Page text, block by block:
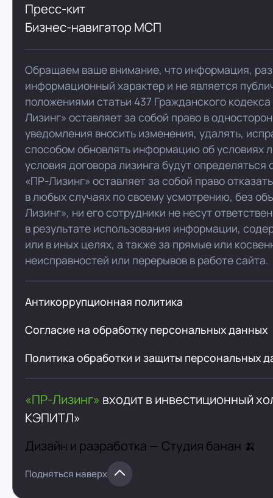
Пресс-кит
Бизнес-навигатор МСП
Обращаем ваше внимание, что информация,
информационный характер и не является
положениями статьи 437 Гражданского
Лизинг» оставляет за собой право в
уведомления вносить изменения, удалять,
способом обновлять информацию об условиях
условия договора лизинга будут
«ПР-Лизинг» оставляет за собой право
в любых случаях по своему усмотрению, без
Лизинг», ни его сотрудники не несут
в результате использования информации,
или в иных целях, а также за прямые или
неисправностей или перерывов в работе сайта.
Антикоррупционная политика
Согласие на обработку персональных данных
Политика обработки и защиты персональных
«ПР-Лизинг» входит в инвестиционный
КЭПИТЛ»
Дизайн и разработка — Студия банан 🍌
Подняться наверх